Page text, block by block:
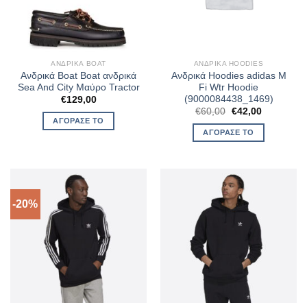
ΑΝΔΡΙΚΆ BOAT
Ανδρικά Boat Boat ανδρικά
Sea And City Μαύρο Tractor
€129,00
ΑΓΌΡΑΣΈ ΤΟ
ΑΝΔΡΙΚΆ HOODIES
Ανδρικά Hoodies adidas M
Fi Wtr Hoodie
(9000084438_1469)
€60,00 Original
was:
€60,00.
€42,00Η
ΑΓΌΡΑΣΈ ΤΟ
-20%